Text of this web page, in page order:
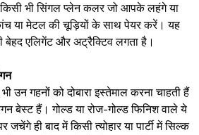
भी सिंगल प्लेन कलर जो आपके लहंगे या
या मेटल की चूड़ियों के साथ पेयर करें। यह
बेहद एलिगेंट और अट्रैक्टिव लगता है।
उन गहनों को दोबारा इस्तेमाल करना चाहती हैं
बेस्ट हैं। गोल्ड या रोज-गोल्ड फिनिश वाले ये
ही बाद में किसी त्योहार या पार्टी में सिल्क